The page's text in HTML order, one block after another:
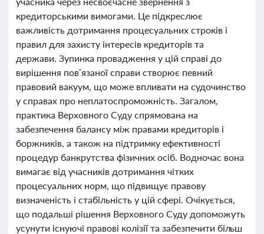
кредиторськими вимогами. Це підкреслює
важливість дотримання процесуальних строків і
правил для захисту інтересів кредиторів та
держави. Зупинка провадження у цій справі до
вирішення пов’язаної справи створює певний
правовий вакуум, що може впливати на судочинство
у справах про неплатоспроможність. Загалом,
практика Верховного Суду спрямована на
забезпечення балансу між правами кредиторів і
боржників, а також на підтримку ефективності
процедур банкрутства фізичних осіб. Водночас вона
вимагає від учасників дотримання чітких
процесуальних норм, що підвищує правову
визначеність і стабільність у цій сфері. Очікується,
що подальші рішення Верховного Суду допоможуть
усунути існуючі правові колізії та забезпечити більш